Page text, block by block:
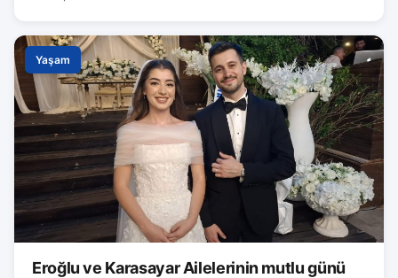
Yaşam
Eroğlu ve Karasayar Ailelerinin mutlu günü